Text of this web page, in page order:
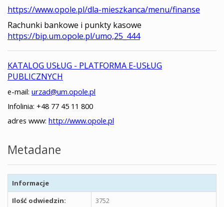
https://www.opole.pl/dla-mieszkanca/menu/finanse
Rachunki bankowe i punkty kasowe
https://bip.um.opole.pl/umo,25_444
KATALOG USŁUG - PLATFORMA E-USŁUG
PUBLICZNYCH
e-mail: urzad@um.opole.pl
Infolinia: +48 77 45 11 800
adres www: http://www.opole.pl
Metadane
Informacje
Ilość odwiedzin:
3752